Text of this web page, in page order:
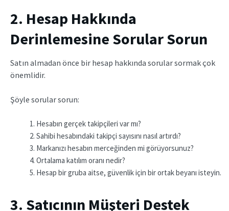
2. Hesap Hakkında
Derinlemesine Sorular Sorun
Satın almadan önce bir hesap hakkında sorular sormak çok
önemlidir.
Şöyle sorular sorun:
Hesabın gerçek takipçileri var mı?
Sahibi hesabındaki takipçi sayısını nasıl artırdı?
Markanızı hesabın merceğinden mi görüyorsunuz?
Ortalama katılım oranı nedir?
Hesap bir gruba aitse, güvenlik için bir ortak beyanı isteyin.
3. Satıcının Müşteri Destek